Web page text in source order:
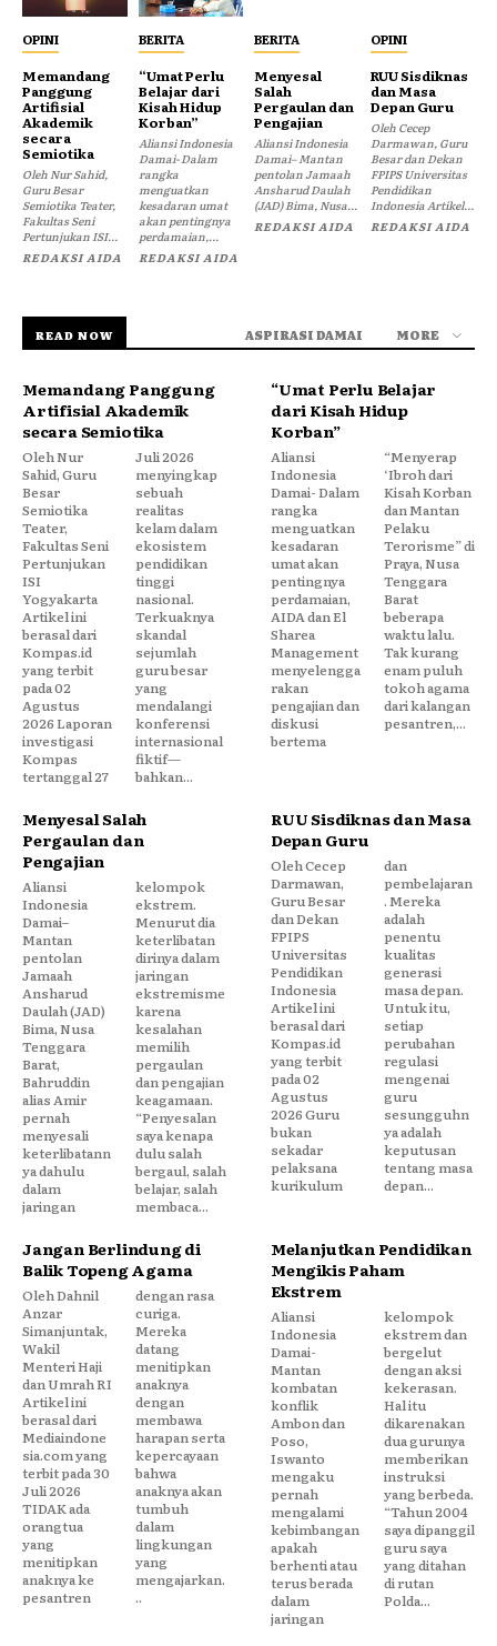
OPINI
Memandang
Panggung
Artifisial
Akademik
secara
Semiotika
Oleh Nur Sahid,
Guru Besar
Semiotika Teater,
Fakultas Seni
Pertunjukan ISI...
REDAKSI AIDA
BERITA
“Umat Perlu
Belajar dari
Kisah Hidup
Korban”
Aliansi Indonesia
Damai- Dalam
rangka
menguatkan
kesadaran umat
akan pentingnya
perdamaian,...
REDAKSI AIDA
BERITA
Menyesal
Salah
Pergaulan dan
Pengajian
Aliansi Indonesia
Damai– Mantan
pentolan Jamaah
Ansharud Daulah
(JAD) Bima, Nusa...
REDAKSI AIDA
OPINI
RUU Sisdiknas
dan Masa
Depan Guru
Oleh Cecep
Darmawan, Guru
Besar dan Dekan
FPIPS Universitas
Pendidikan
Indonesia Artikel...
REDAKSI AIDA
READ NOW ASPIRASI DAMAI MORE
Memandang Panggung
Artifisial Akademik
secara Semiotika
Oleh Nur
Sahid, Guru
Besar
Semiotika
Teater,
Fakultas Seni
Pertunjukan
ISI
Yogyakarta
Artikel ini
berasal dari
Kompas.id
yang terbit
pada 02
Agustus
2026 Laporan
investigasi
Kompas
tertanggal 27
Juli 2026
menyingkap
sebuah
realitas
kelam dalam
ekosistem
pendidikan
tinggi
nasional.
Terkuaknya
skandal
sejumlah
guru besar
yang
mendalangi
konferensi
internasional
fiktif—
bahkan...
“Umat Perlu Belajar
dari Kisah Hidup
Korban”
Aliansi
Indonesia
Damai- Dalam
rangka
menguatkan
kesadaran
umat akan
pentingnya
perdamaian,
AIDA dan El
Sharea
Management
menyelengga
rakan
pengajian dan
diskusi
bertema
“Menyerap
‘Ibroh dari
Kisah Korban
dan Mantan
Pelaku
Terorisme” di
Praya, Nusa
Tenggara
Barat
beberapa
waktu lalu.
Tak kurang
enam puluh
tokoh agama
dari kalangan
pesantren,...
Menyesal Salah
Pergaulan dan
Pengajian
Aliansi
Indonesia
Damai–
Mantan
pentolan
Jamaah
Ansharud
Daulah (JAD)
Bima, Nusa
Tenggara
Barat,
Bahruddin
alias Amir
pernah
menyesali
keterlibatann
ya dahulu
dalam
jaringan
kelompok
ekstrem.
Menurut dia
keterlibatan
dirinya dalam
jaringan
ekstremisme
karena
kesalahan
memilih
pergaulan
dan pengajian
keagamaan.
“Penyesalan
saya kenapa
dulu salah
bergaul, salah
belajar, salah
membaca...
RUU Sisdiknas dan Masa
Depan Guru
Oleh Cecep
Darmawan,
Guru Besar
dan Dekan
FPIPS
Universitas
Pendidikan
Indonesia
Artikel ini
berasal dari
Kompas.id
yang terbit
pada 02
Agustus
2026 Guru
bukan
sekadar
pelaksana
kurikulum
dan
pembelajaran
. Mereka
adalah
penentu
kualitas
generasi
masa depan.
Untuk itu,
setiap
perubahan
regulasi
mengenai
guru
sesungguhn
ya adalah
keputusan
tentang masa
depan...
Jangan Berlindung di
Balik Topeng Agama
Oleh Dahnil
Anzar
Simanjuntak,
Wakil
Menteri Haji
dan Umrah RI
Artikel ini
berasal dari
Mediaindone
sia.com yang
terbit pada 30
Juli 2026
TIDAK ada
orangtua
yang
menitipkan
anaknya ke
pesantren
dengan rasa
curiga.
Mereka
datang
menitipkan
anaknya
dengan
membawa
harapan serta
kepercayaan
bahwa
anaknya akan
tumbuh
dalam
lingkungan
yang
mengajarkan.
..
Melanjutkan Pendidikan
Mengikis Paham
Ekstrem
Aliansi
Indonesia
Damai-
Mantan
kombatan
konflik
Ambon dan
Poso,
Iswanto
mengaku
pernah
mengalami
kebimbangan
apakah
berhenti atau
terus berada
dalam
jaringan
kelompok
ekstrem dan
bergelut
dengan aksi
kekerasan.
Hal itu
dikarenakan
dua gurunya
memberikan
instruksi
yang berbeda.
“Tahun 2004
saya dipanggil
guru saya
yang ditahan
di rutan
Polda...